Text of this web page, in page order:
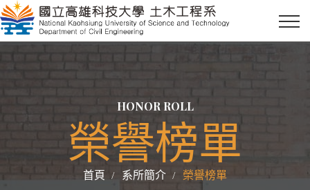
HONOR ROLL
榮譽榜單
首頁 系所簡介 榮譽榜單